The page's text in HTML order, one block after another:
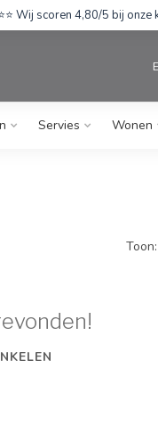
Wij scoren 4,80/5 bij onze
Servies Wonen
Toon: